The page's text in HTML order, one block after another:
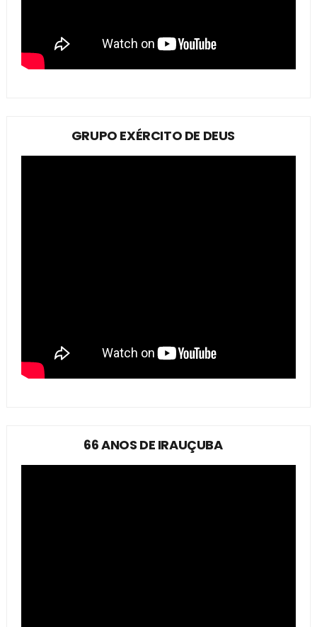
GRUPO EXÉRCITO DE DEUS
66 ANOS DE IRAUÇUBA